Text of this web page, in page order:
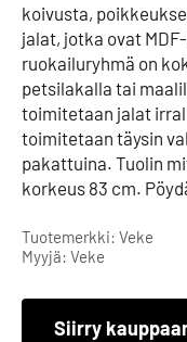
koivusta,
jalat, jotka ovat
ruokailuryhmä on
petsilakalla tai
toimitetaan jalat
toimitetaan täysin
pakattuina. Tuolin
korkeus 83 cm.
Tuotemerkki: Veke
Myyjä: Veke
Siirry